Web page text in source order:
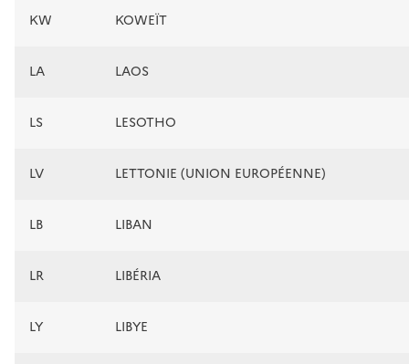
KW KOWEÏT
LA LAOS
LS LESOTHO
LV LETTONIE (UNION EUROPÉENNE)
LB LIBAN
LR LIBÉRIA
LY LIBYE